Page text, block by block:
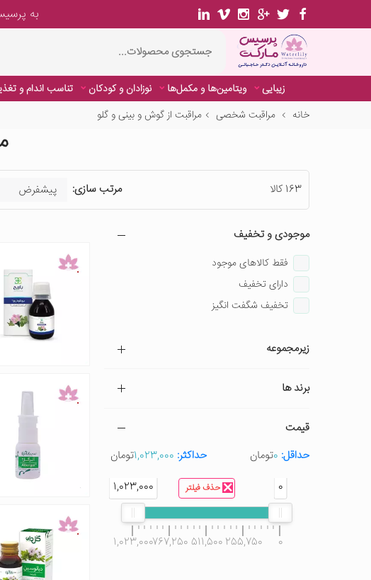
به
زیبایی ویتامین‌ها و مکمل‌ها نوزادان و کودکان تناسب اندام و
خانه
مراقبت شخصی مراقبت از گوش و بینی و گلو
163 کالا مرتب سازی:
موجودی و تخفیف
فقط کالاهای موجود
دارای تخفیف
تخفیف شگفت انگیز
زیرمجموعه
برند ها
قیمت
حداقل: 0تومان حداکثر: 1,023,000تومان
حذف فیلتر 0
1,023,000
0
255,750
511,500
767,250
1,023,000